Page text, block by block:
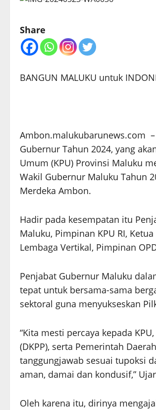
Share
BANGUN MALUKU untuk
Ambon.malukubarunews.com
Gubernur Tahun 2024, yang
Umum (KPU) Provinsi Maluku
Wakil Gubernur Maluku Tahun
Merdeka Ambon.
Hadir pada kesempatan itu
Maluku, Pimpinan KPU RI,
Lembaga Vertikal, Pimpinan
Penjabat Gubernur Maluku
tepat untuk bersama-sama
sektoral guna menyukseskan
“Kita mesti percaya kepada
(DKPP), serta Pemerintah
tanggungjawab sesuai tupoksi
aman, damai dan kondusif,”
Oleh karena itu, dirinya